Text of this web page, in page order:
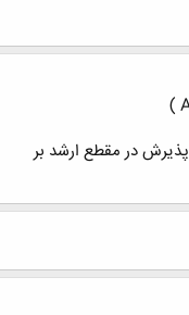
نحوه پذیرش در مقطع ارشد بر